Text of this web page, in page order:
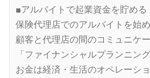
■アルバイトで起業資金を貯める
保険代理店でのアルバイトを始め
顧客と代理店の間のコミュニケ
「ファイナンシャルプランニン
お金は経済・生活のオペレーシ